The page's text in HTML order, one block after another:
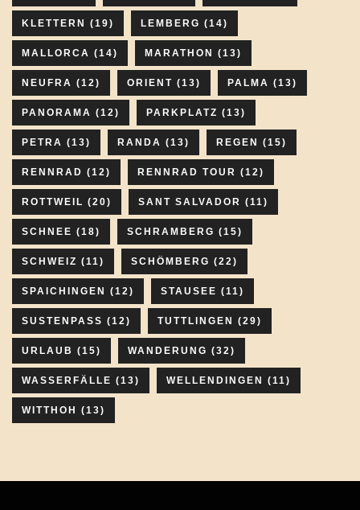
KLETTERN (19) LEMBERG (14)
MALLORCA (14) MARATHON (13)
NEUFRA (12) ORIENT (13) PALMA (13)
PANORAMA (12) PARKPLATZ (13)
PETRA (13) RANDA (13) REGEN (15)
RENNRAD (12) RENNRAD TOUR (12)
ROTTWEIL (20) SANT SALVADOR (11)
SCHNEE (18) SCHRAMBERG (15)
SCHWEIZ (11) SCHÖMBERG (22)
SPAICHINGEN (12) STAUSEE (11)
SUSTENPASS (12) TUTTLINGEN (29)
URLAUB (15) WANDERUNG (32)
WASSERFÄLLE (13) WELLENDINGEN (11)
WITTHOH (13)